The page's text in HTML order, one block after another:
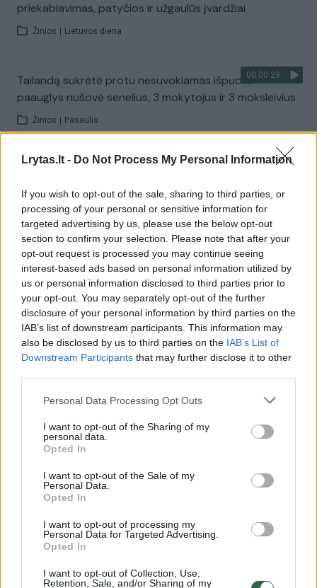
Lrytas.lt - Do Not Process My Personal Information
If you wish to opt-out of the sale, sharing to third parties, or
processing of your personal or sensitive information for
targeted advertising by us, please use the below opt-out
section to confirm your selection. Please note that after your
opt-out request is processed you may continue seeing
interest-based ads based on personal information utilized by
us or personal information disclosed to third parties prior to
your opt-out. You may separately opt-out of the further
disclosure of your personal information by third parties on the
IAB’s list of downstream participants. This information may
also be disclosed by us to third parties on the IAB’s List of
Downstream Participants that may further disclose it to other
Personal Data Processing Opt Outs
I want to opt-out of the Sharing of my
personal data.
Opted In
I want to opt-out of the Sale of my
Personal Data.
Opted In
I want to opt-out of processing my
Personal Data for Targeted Advertising.
Opted In
I want to opt-out of Collection, Use,
Retention, Sale, and/or Sharing of my
priekabiavimas, patyčios ir užgaulūs įvardžiai
Žinios Lietuvos diena
00:00:29
Tailandą sukrėtė protu nesuvokiamas išpuolis:
paauglys nušovė senelius, 3 mokytojus ir 3 moksleivius
Žinios Pasaulis
00:02:08
Aukštaitijos pučiamųjų orkestras Nyderlanduose
Žinios | Lietuvos diena
Visi įrašai
Žiūrimiausi įrašai
Vaizdai iš tragiškos avarijos Vilniaus r.: dviejų moterų ir
32 laipsnių šilumos
Žinios | Orai
Nufilmavo, kaip patvino Vilniaus Vakarinis aplinkkelis:
vaizdas pribloškia